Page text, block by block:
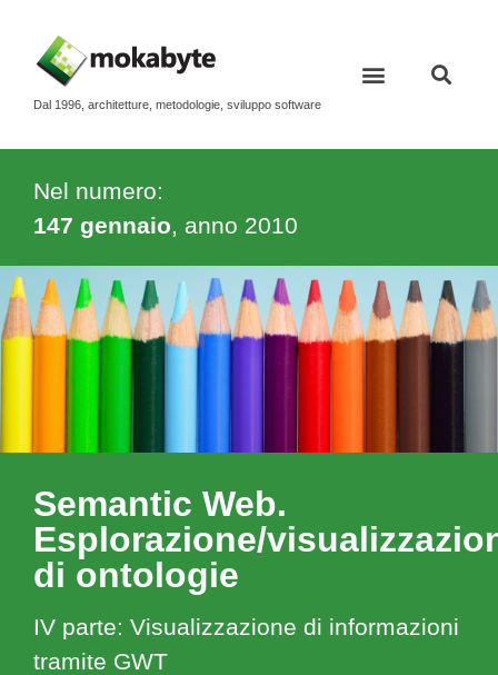
Dal 1996, architetture, metodologie, sviluppo software
Nel numero:
147 gennaio, anno 2010
Semantic Web.
Esplorazione/
di ontologie
IV parte: Visualizzazione di informazioni
tramite GWT